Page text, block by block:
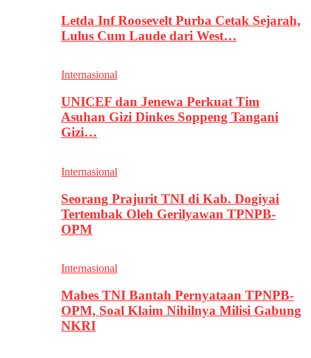
Letda Inf Roosevelt Purba Cetak Sejarah,
Lulus Cum Laude dari West…
Internasional
UNICEF dan Jenewa Perkuat Tim
Asuhan Gizi Dinkes Soppeng Tangani
Gizi…
Internasional
Seorang Prajurit TNI di Kab. Dogiyai
Tertembak Oleh Gerilyawan TPNPB-
OPM
Internasional
Mabes TNI Bantah Pernyataan TPNPB-
OPM, Soal Klaim Nihilnya Milisi Gabung
NKRI